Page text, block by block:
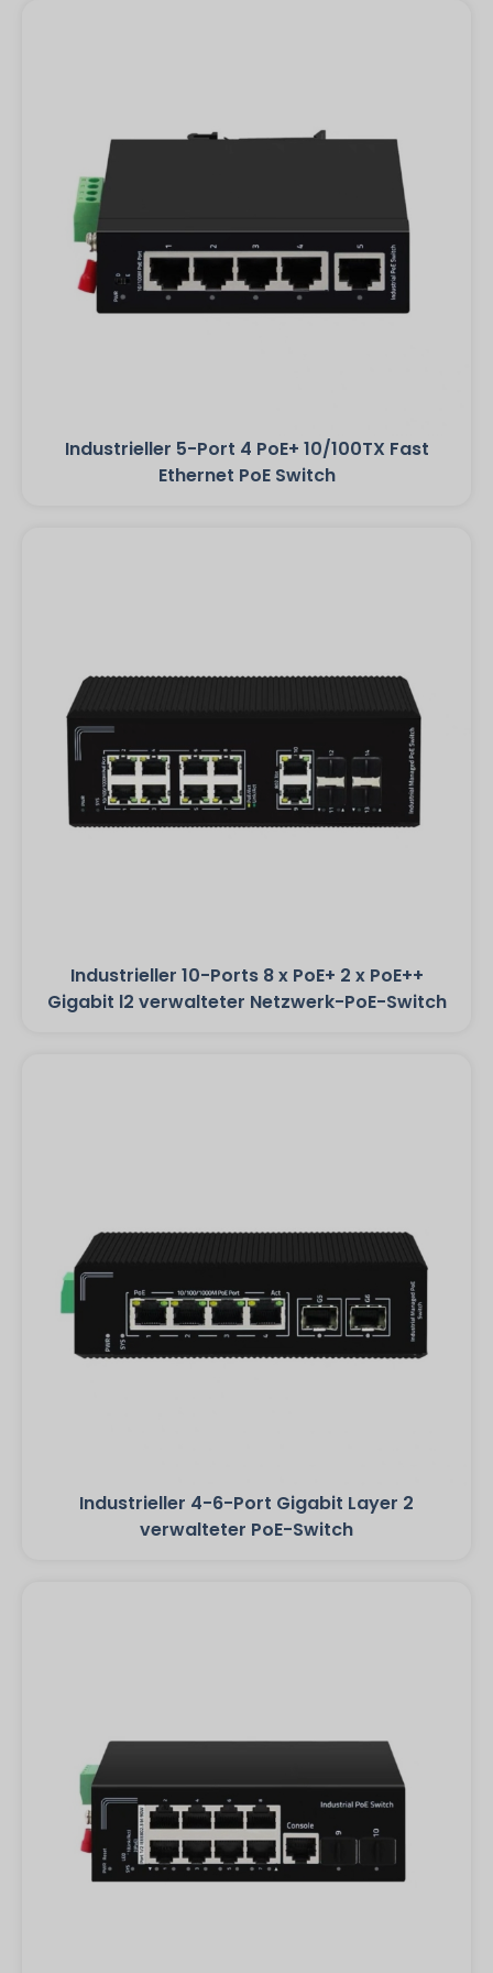
Industrieller 5-Port 4 PoE+ 10/100TX Fast
Ethernet PoE Switch
Industrieller 10-Ports 8 x PoE+ 2 x PoE++
Gigabit l2 verwalteter Netzwerk-PoE-Switch
Industrieller 4-6-Port Gigabit Layer 2
verwalteter PoE-Switch